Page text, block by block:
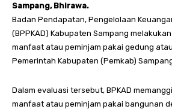
Sampang, Bhirawa.
Badan Pendapatan, Pengelolaan
(BPPKAD) Kabupaten Sampang
manfaat atau peminjam pakai gedung
Pemerintah Kabupaten (Pemkab)
Dalam evaluasi tersebut, BPKAD
manfaat atau peminjam pakai bangunan